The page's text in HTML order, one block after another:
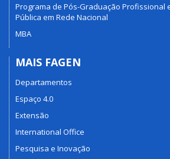
Programa de Pós-Graduação Profissional
Pública em Rede Nacional
MBA
MAIS FAGEN
Departamentos
Espaço 4.0
Extensão
International Office
Pesquisa e Inovação